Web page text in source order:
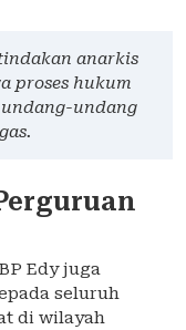
anarkis
proses hukum
undang
Edy juga
seluruh
di wilayah